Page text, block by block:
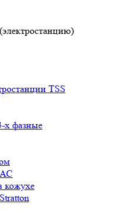
TSS
х фазные
кожухе